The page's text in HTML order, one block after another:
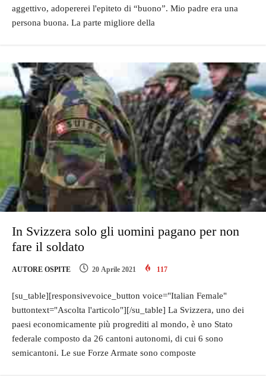
aggettivo, adopererei l'epiteto di “buono”. Mio padre era una
persona buona. La parte migliore della
In Svizzera solo gli uomini pagano per non
fare il soldato
AUTORE OSPITE 20 Aprile 2021 117
[su_table][responsivevoice_button voice="Italian Female"
buttontext="Ascolta l'articolo"][/su_table] La Svizzera, uno dei
paesi economicamente più progrediti al mondo, è uno Stato
federale composto da 26 cantoni autonomi, di cui 6 sono
semicantoni. Le sue Forze Armate sono composte